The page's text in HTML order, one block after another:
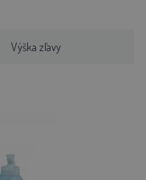
Výška zľavy